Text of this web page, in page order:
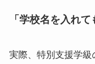
「学校名を入れ
実際、特別支援学